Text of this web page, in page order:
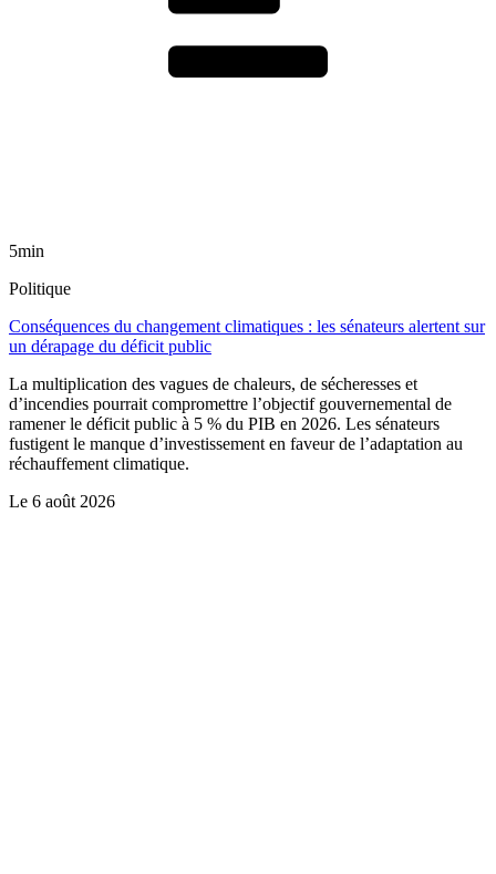
5min
Politique
Conséquences du changement climatiques : les sénateurs alertent sur
un dérapage du déficit public
La multiplication des vagues de chaleurs, de sécheresses et
d’incendies pourrait compromettre l’objectif gouvernemental de
ramener le déficit public à 5 % du PIB en 2026. Les sénateurs
fustigent le manque d’investissement en faveur de l’adaptation au
réchauffement climatique.
Le 6 août 2026